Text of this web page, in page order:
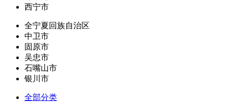
西宁市
全宁夏回族自治区
中卫市
固原市
吴忠市
石嘴山市
银川市
全部分类